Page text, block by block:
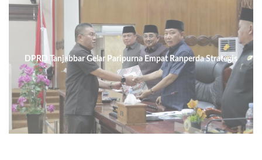
DPRD Tanjabbar Gelar Paripurna Empat Ranperda Strategis